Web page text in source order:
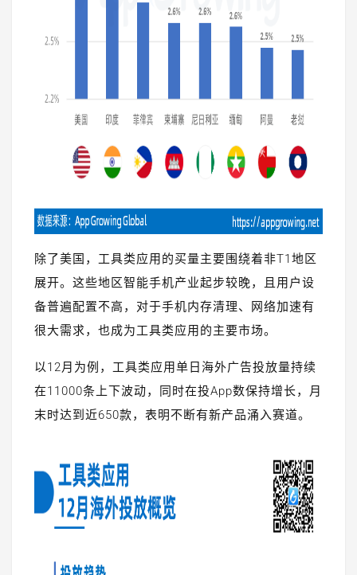
除了美国，工具类应用的买量主要围绕着非T1地区
展开。这些地区智能手机产业起步较晚，且用户设
备普遍配置不高，对于手机内存清理、网络加速有
很大需求，也成为工具类应用的主要市场。
以12月为例，工具类应用单日海外广告投放量持续
在11000条上下波动，同时在投App数保持增长，月
末时达到近650款，表明不断有新产品涌入赛道。